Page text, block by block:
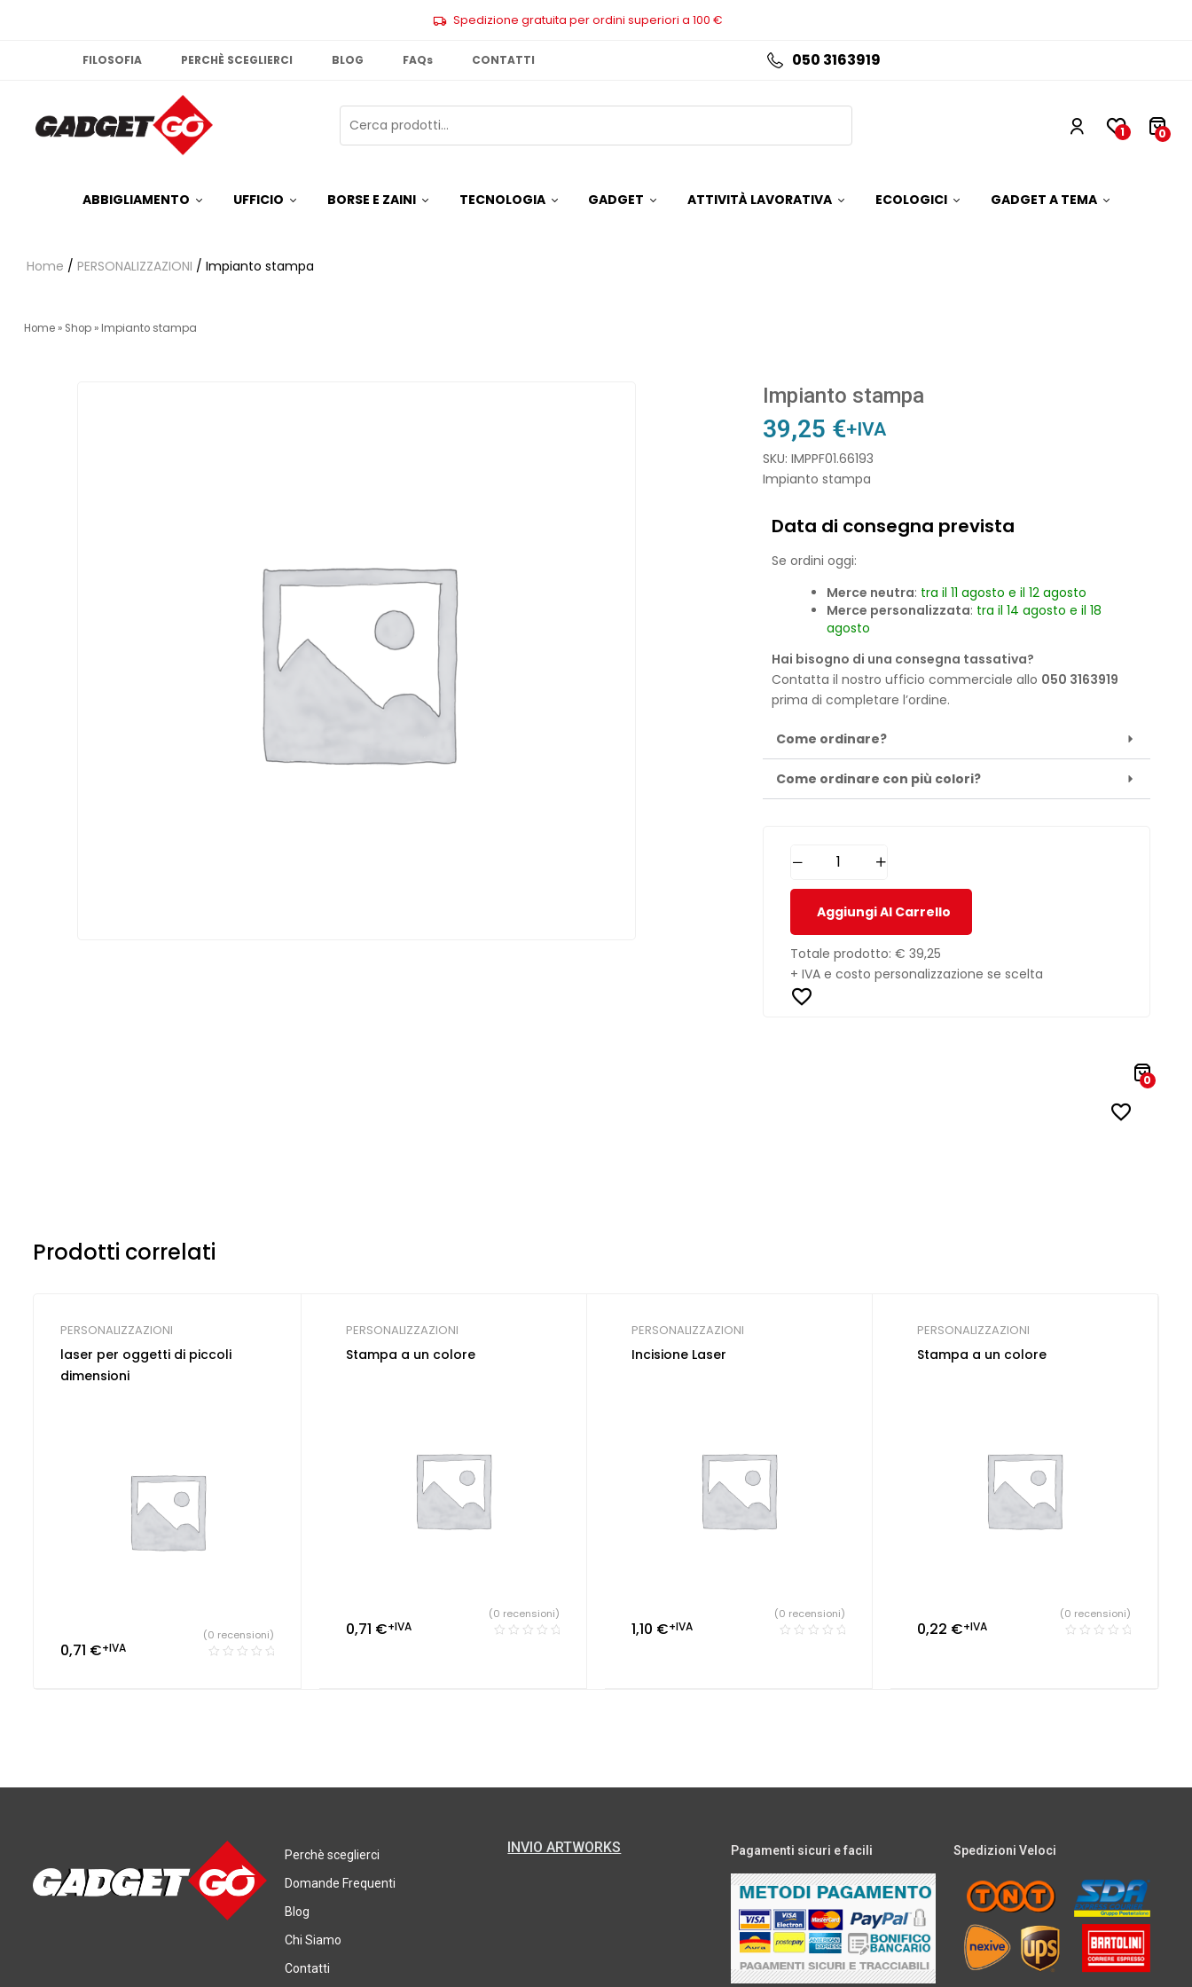
Spedizione gratuita per ordini superiori a 100 €
FILOSOFIA PERCHÈ SCEGLIERCI BLOG FAQs CONTATTI 050 3163919
1 0
ABBIGLIAMENTO UFFICIO BORSE E ZAINI TECNOLOGIA GADGET ATTIVITÀ LAVORATIVA ECOLOGICI GADGET A TEMA
Home / PERSONALIZZAZIONI / Impianto stampa
Home » Shop » Impianto stampa
Impianto stampa
39,25 €+IVA
SKU: IMPPF01.66193
Impianto stampa
Data di consegna prevista
Se ordini oggi:
Merce neutra: tra il 11 agosto e il 12 agosto
Merce personalizzata: tra il 14 agosto e il 18
agosto
Hai bisogno di una consegna tassativa?
Contatta il nostro ufficio commerciale allo 050 3163919
prima di completare l’ordine.
Come ordinare?
Come ordinare con più colori?
Aggiungi Al Carrello
Totale prodotto: € 39,25
+ IVA e costo personalizzazione se scelta
0
Prodotti correlati
PERSONALIZZAZIONI
laser per oggetti di piccoli
dimensioni
0,71 €+IVA
(0 recensioni)
PERSONALIZZAZIONI
Stampa a un colore
0,71 €+IVA
(0 recensioni)
PERSONALIZZAZIONI
Incisione Laser
1,10 €+IVA
(0 recensioni)
PERSONALIZZAZIONI
Stampa a un colore
0,22 €+IVA
(0 recensioni)
Perchè sceglierci
Domande Frequenti
Blog
Chi Siamo
Contatti
INVIO ARTWORKS Pagamenti sicuri e facili Spedizioni Veloci